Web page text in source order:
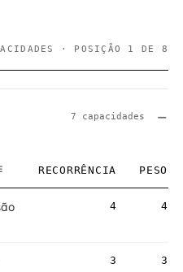
· POSIÇÃO 1 DE 8
7 capacidades
RECORRÊNCIA PESO
4 4
3 3